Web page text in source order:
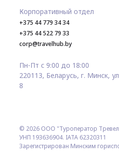
Корпоративный отдел
+375 44 779 34 34
+375 44 522 79 33
corp@travelhub.by
Пн-Пт с 9:00 до 18:00
220113, Беларусь, г. Минск,
8
© 2026 ООО "Туроператор
УНП 193636904. IATA 62320311
Зарегистрирован Минским